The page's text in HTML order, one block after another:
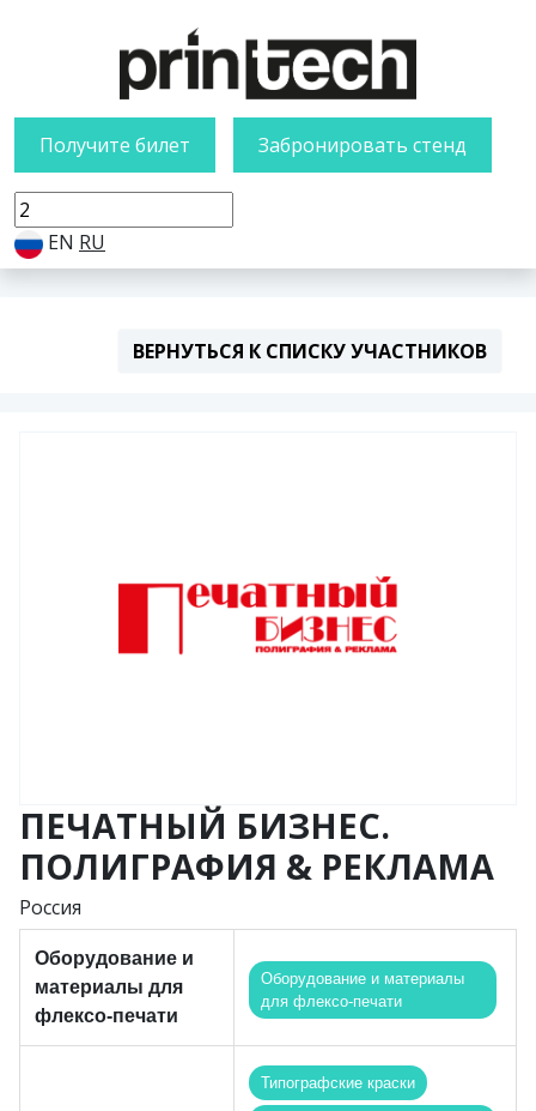
Получите билет Забронировать стенд
EN RU
ВЕРНУТЬСЯ К СПИСКУ УЧАСТНИКОВ
ПЕЧАТНЫЙ БИЗНЕС.
ПОЛИГРАФИЯ & РЕКЛАМА
Россия
Оборудование и
материалы для
флексо-печати
Оборудование и материалы
для флексо-печати
Типографские краски